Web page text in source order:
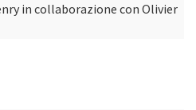
in collaborazione con Olivier